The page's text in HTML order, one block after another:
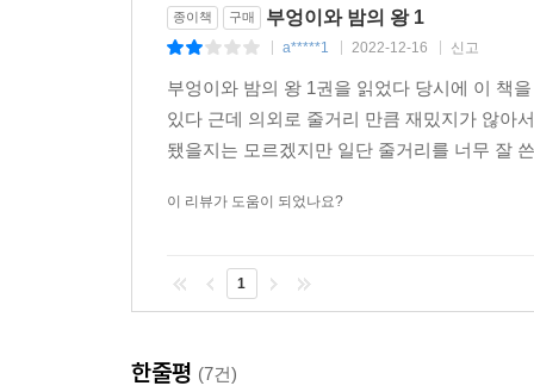
종이책 구매 부엉이와 밤의 왕 1
a*****1 2022-12-16 신고
부엉이와 밤의 왕 1권을 읽었다 당시에 이 책
있다 근데 의외로 줄거리 만큼 재밌지가 않아
됐을지는 모르겠지만 일단 줄거리를 너무 잘
이 리뷰가 도움이 되었나요?
1
한줄평 (7건)